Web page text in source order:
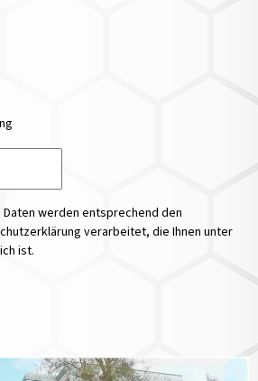
werden entsprechend den
verarbeitet, die Ihnen unter
ist.